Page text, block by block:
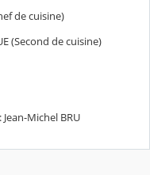
de cuisine)
de cuisine)
Michel BRU